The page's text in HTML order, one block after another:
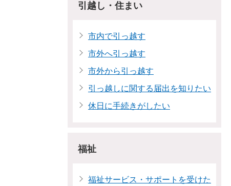
引越し・住まい
市内で引っ越す
市外へ引っ越す
市外から引っ越す
引っ越しに関する届出を知りたい
休日に手続きがしたい
福祉
福祉サービス・サポートを受けた